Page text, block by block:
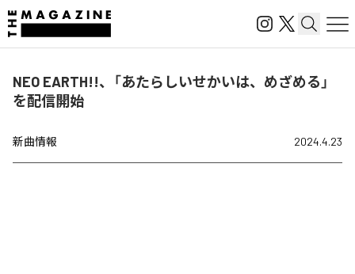
NEO EARTH!!、「あたらしいせかいは、めざめる」
を配信開始
新曲情報 2024.4.23